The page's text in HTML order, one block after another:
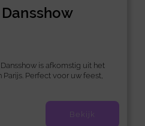
is afkomstig uit het
Perfect voor uw feest,
Bekijk